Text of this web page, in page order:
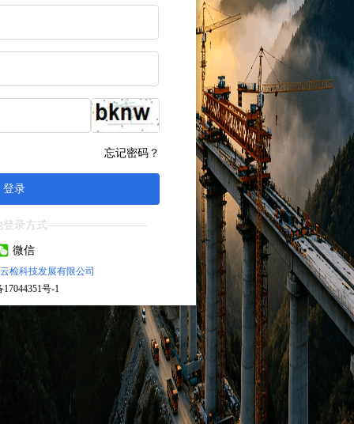
忘记密码？
登录
录方式—————————
微信
检科技发展有限公司
17044351号-1